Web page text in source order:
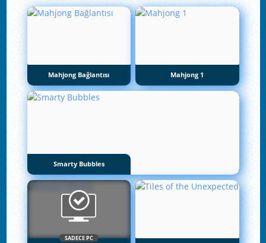
Mahjong Bağlantısı Mahjong 1
Smarty Bubbles
SADECE PC